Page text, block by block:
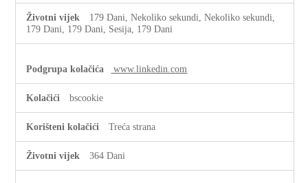
179 Dani, Nekoliko sekundi, Nekoliko sekundi,
179 Dani, 179 Dani, Sesija, 179 Dani
www.linkedin.com
bscookie
Treća strana
364 Dani